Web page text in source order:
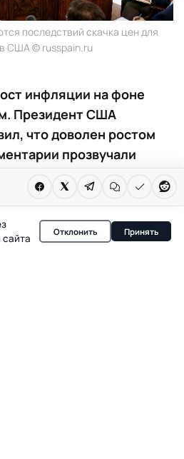
последствий скачка цен для
США © russpain.ru
инфляции на фоне
Президент США
что доволен ростом
прозвучали
и на фоне военных
США Дональд Трамп
Отклонить Принять